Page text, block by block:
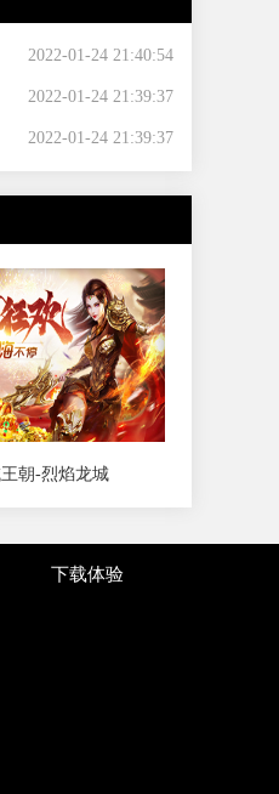
2022-01-24 21:40:54
2022-01-24 21:39:37
2022-01-24 21:39:37
朝-烈焰龙城
下载体验